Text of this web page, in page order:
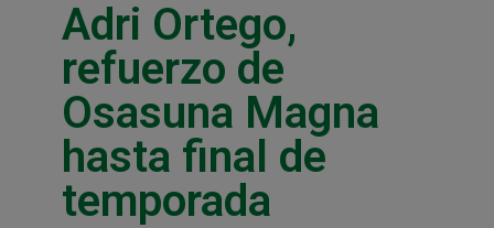
Adri Ortego,
refuerzo de
Osasuna Magna
hasta final de
temporada